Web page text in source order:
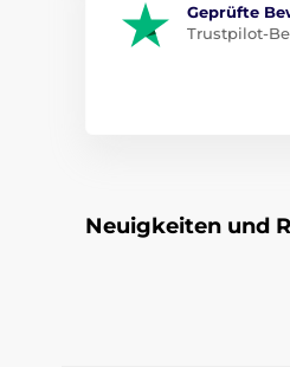
Geprüfte
Trustpilot-
Neuigkeiten und